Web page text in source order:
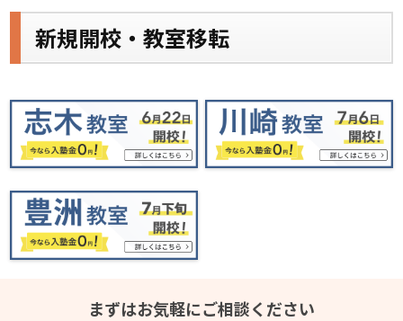
新規開校・教室移転
まずはお気軽にご相談ください